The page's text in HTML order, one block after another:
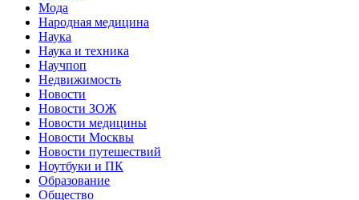
Мода
Народная медицина
Наука
Наука и техника
Научпоп
Недвижимость
Новости
Новости ЗОЖ
Новости медицины
Новости Москвы
Новости путешествий
Ноутбуки и ПК
Образование
Общество